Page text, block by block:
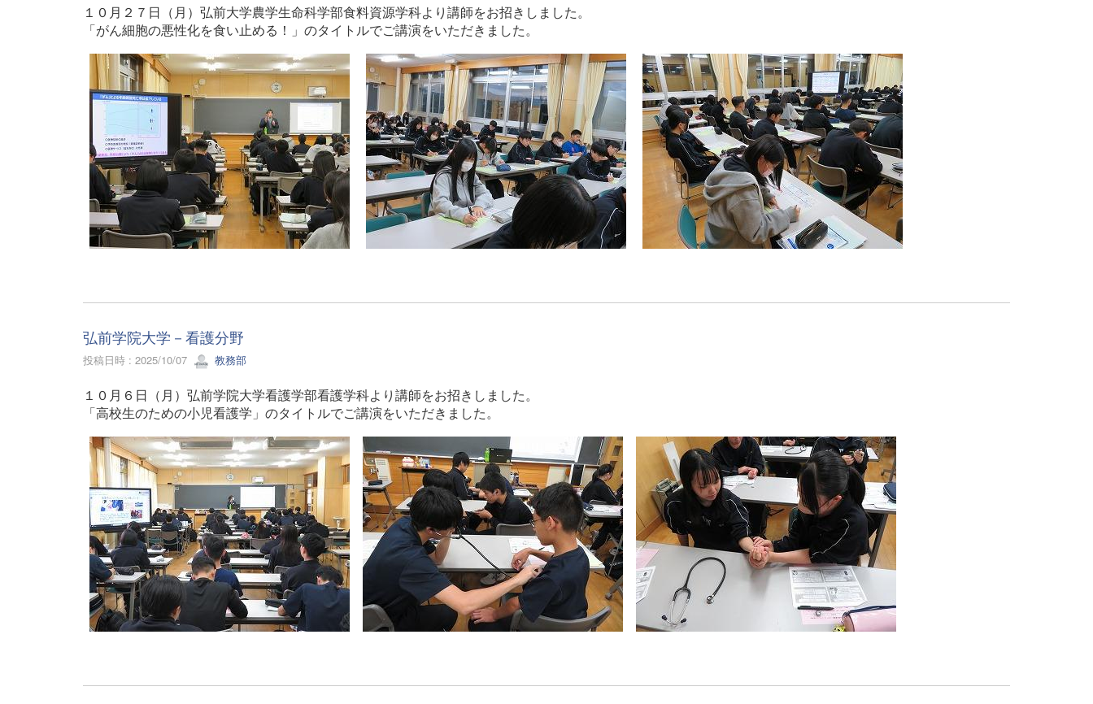
１０月２７日（月）弘前大学農学生命科学部食料資源学科より講師をお招きしました。
「がん細胞の悪性化を食い止める！」のタイトルでご講演をいただきました。
弘前学院大学－看護分野
投稿日時 : 2025/10/07 教務部
１０月６日（月）弘前学院大学看護学部看護学科より講師をお招きしました。
「高校生のための小児看護学」のタイトルでご講演をいただきました。